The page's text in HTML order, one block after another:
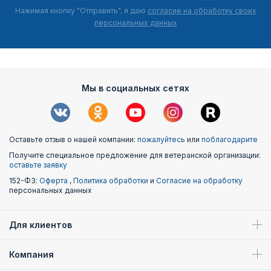
• 7 ноября является Днем парада советской армии на
Красной площади в Москве в честь 24 годовщины
Нажимая кнопку "Отправить", я даю согласие на обработку своих
персональных данных
Мы в социальных сетях
Оставьте отзыв о нашей компании: пожалуйтесь или поблагодарите
Получите специальное предложение для ветеранской организации:
оставьте заявку
152-ФЗ: Оферта , Политика обработки и Согласие на обработку
персональных данных
Для клиентов
Компания